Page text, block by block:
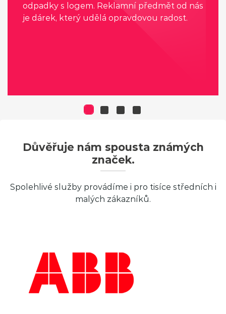
odpadky s logem. Reklamní předmět od nás
je dárek, který udělá opravdovou radost.
Důvěřuje nám spousta známých
značek.
Spolehlivé služby provádíme i pro tisíce středních i
malých zákazníků.